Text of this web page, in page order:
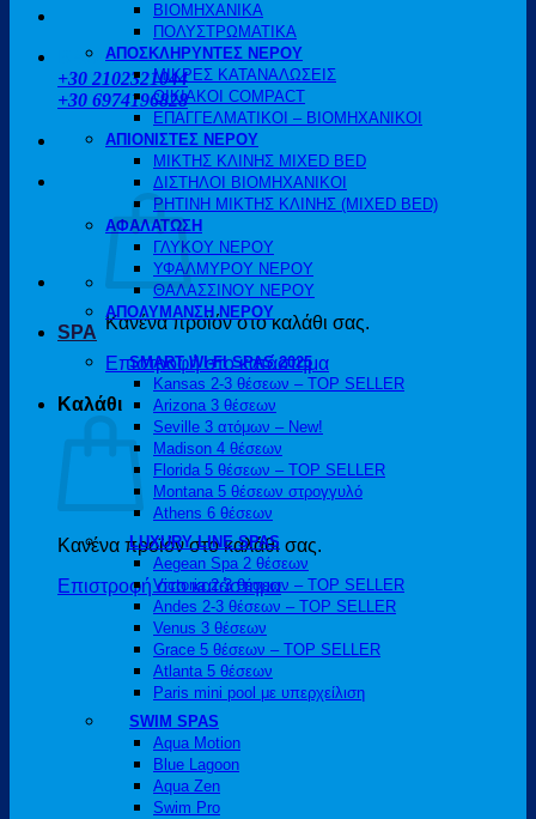
ΚΑΛΕΣΤΕ ΜΑΣ
+30 2102321044
+30 6974196828
Κανένα προϊόν στο καλάθι σας.
Επιστροφή στο κατάστημα
Καλάθι
Κανένα προϊόν στο καλάθι σας.
Επιστροφή στο κατάστημα
ΒΙΟΜΗΧΑΝΙΚΑ
ΠΟΛΥΣΤΡΩΜΑΤΙΚΑ
ΑΠΟΣΚΛΗΡΥΝΤΕΣ ΝΕΡΟΥ
ΜΙΚΡΕΣ ΚΑΤΑΝΑΛΩΣΕΙΣ
ΟΙΚΙΑΚΟΙ COMPACT
ΕΠΑΓΓΕΛΜΑΤΙΚΟΙ – ΒΙΟΜΗΧΑΝΙΚΟΙ
ΑΠΙΟΝΙΣΤΕΣ ΝΕΡΟΥ
ΜΙΚΤΗΣ ΚΛΙΝΗΣ MIXED BED
ΔΙΣΤΗΛΟΙ ΒΙΟΜΗΧΑΝΙΚΟΙ
ΡΗΤΙΝΗ ΜΙΚΤΗΣ ΚΛΙΝΗΣ (MIXED BED)
ΑΦΑΛΑΤΩΣΗ
ΓΛΥΚΟΥ ΝΕΡΟΥ
ΥΦΑΛΜΥΡΟΥ ΝΕΡΟΥ
ΘΑΛΑΣΣΙΝΟΥ ΝΕΡΟΥ
ΑΠΟΛΥΜΑΝΣΗ ΝΕΡΟΥ
SPA
SMART WI-FI SPAS 2025
Kansas 2-3 θέσεων – TOP SELLER
Arizona 3 θέσεων
Seville 3 ατόμων – New!
Madison 4 θέσεων
Florida 5 θέσεων – TOP SELLER
Montana 5 θέσεων στρογγυλό
Athens 6 θέσεων
LUXURY LINE SPAS
Aegean Spa 2 θέσεων
Victoria 2-3 θέσεων – TOP SELLER
Andes 2-3 θέσεων – TOP SELLER
Venus 3 θέσεων
Grace 5 θέσεων – TOP SELLER
Atlanta 5 θέσεων
Paris mini pool με υπερχείλιση
SWIM SPAS
Aqua Motion
Blue Lagoon
Aqua Zen
Swim Pro